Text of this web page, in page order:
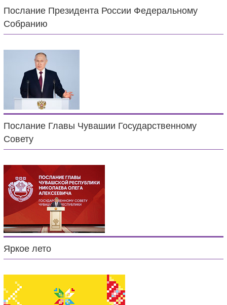
Послание Президента России Федеральному
Собранию
Послание Главы Чувашии Государственному
Совету
Яркое лето